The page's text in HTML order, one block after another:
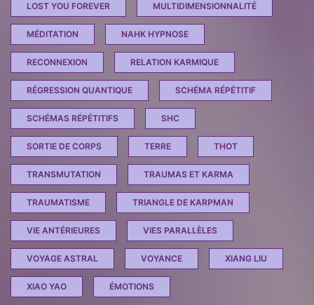
LOST YOU FOREVER MULTIDIMENSIONNALITÉ
MÉDITATION NAHK HYPNOSE
RECONNEXION RELATION KARMIQUE
RÉGRESSION QUANTIQUE SCHÉMA RÉPÉTITIF
SCHÉMAS RÉPÉTITIFS SHC
SORTIE DE CORPS TERRE THOT
TRANSMUTATION TRAUMAS ET KARMA
TRAUMATISME TRIANGLE DE KARPMAN
VIE ANTÉRIEURES VIES PARALLÈLES
VOYAGE ASTRAL VOYANCE XIANG LIU
XIAO YAO ÉMOTIONS